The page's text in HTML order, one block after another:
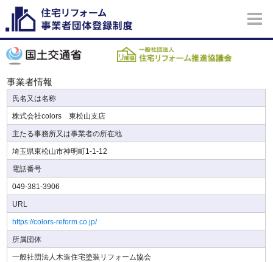
事業者情報
氏名又は名称
株式会社colors 東松山支店
主たる事務所又は事業者の所在地
埼玉県東松山市神明町1-1-12
電話番号
049-381-3906
URL
https://colors-reform.co.jp/
所属団体
一般社団法人木造住宅塗装リフォーム協会